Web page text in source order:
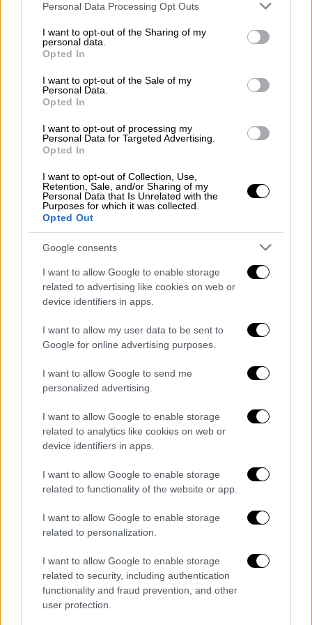
Please note that this website/app uses one or more Google
not limited to your visit or usage behaviour. You may click to
grant or deny consent to Google and its third-party tags to
use your data for below specified purposes in below Google
consent section.
Personal Data Processing Opt Outs
I want to opt-out of the Sharing of my
personal data.
Opted In
I want to opt-out of the Sale of my
Personal Data.
Opted In
I want to opt-out of processing my
Personal Data for Targeted Advertising.
Opted In
I want to opt-out of Collection, Use,
Retention, Sale, and/or Sharing of my
Personal Data that Is Unrelated with the
Purposes for which it was collected.
Opted Out
Google consents
I want to allow Google to enable storage
related to advertising like cookies on web or
device identifiers in apps.
I want to allow my user data to be sent to
Google for online advertising purposes.
I want to allow Google to send me
personalized advertising.
I want to allow Google to enable storage
related to analytics like cookies on web or
device identifiers in apps.
I want to allow Google to enable storage
related to functionality of the website or app.
I want to allow Google to enable storage
related to personalization.
I want to allow Google to enable storage
related to security, including authentication
functionality and fraud prevention, and other
user protection.
το μόνο γνωστό που μπορεί να μεταδοθεί
από άνθρωπο σε άνθρωπο. «Είναι
συνηθισμένο για τους παρατηρητές πουλιών
να επισκέπτονται χωματερές
επειδή
υπάρχουν πολλά πουλιά εκεί», δήλωσε ο
Γκαστόν Μπρέτι, φωτογράφος και τοπικός
ξεναγός, στο
Ansa Latina
. «Είναι ένα βουνό
πολύ το αρχικά προβλεπόμενο όριο
από τις
Αρχές», πρόσθεσε.
Τέσσερις ημέρες αργότερα, την 1η Απριλίου,
το ζευγάριεπιβιβάστηκε στο πλοίο MV
Hondiusαπό την Ουσουάια μαζί με 112 ακόμη
επιβάτες, πολλοί από τους οποίους ήταν
επίσης παρατηρητές πουλιών ή
επιστήμονες . Στις 6 Απριλίου, ο Λέο
ανέφερε πυρετό, πονοκέφαλο, στομαχόπονο
ημέρες αργότερα. Η Μιρτζαμ αποβιβάστηκε
από το πλοίο μαζί με τη σορό του Λέο στις
24 Απριλίου, σε προγραμματισμένη στάση
στο νησί Αγία Ελένη στον Ατλαντικό. Πέταξε
στο Γιοχάνεσμπουργκ της Νότιας Αφρικής
και στη συνέχεια με πτήση της KLM προς την
Ολλανδία, αλλά δεν έφτασε ποτέ. Το
ταξιδέψεικαι την απομάκρυνε. Κατέρρευσε
στο αεροδρόμιο και πέθανε την επόμενη
ημέρα.
Οι ανατρεπτικές μαρτυρίες